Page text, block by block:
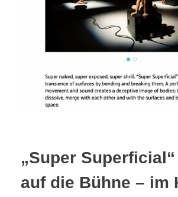
„Super
auf die Bühne – im